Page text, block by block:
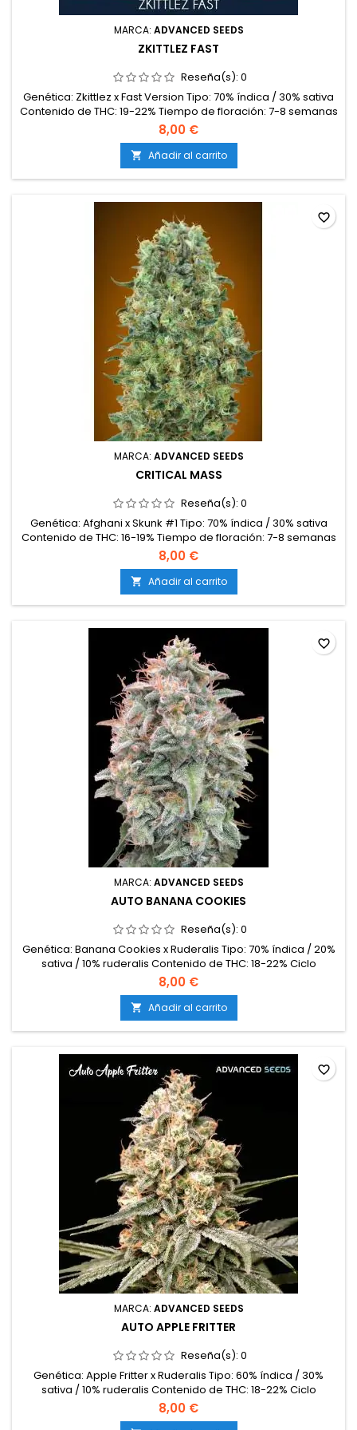
MARCA: ADVANCED SEEDS
ZKITTLEZ FAST
Reseña(s): 0
Genética: Zkittlez x Fast Version Tipo: 70% índica / 30% sativa
Contenido de THC: 19-22% Tiempo de floración: 7-8 semanas
en interior Producción en interior: 450-550 g/m² Producción
en exterior: 600-800 g/planta (lista a finales de verano o
principios de otoño) Altura: 80-110 cm en interior; hasta 180
cm en exterior Aromas y sabores: Frutas tropicales...
8,00 €
 Añadir al carrito
MARCA: ADVANCED SEEDS
CRITICAL MASS
Reseña(s): 0
Genética: Afghani x Skunk #1 Tipo: 70% índica / 30% sativa
Contenido de THC: 16-19% Tiempo de floración: 7-8 semanas
en interior Producción en interior: 500-600 g/m² Producción
en exterior: 600-900 g/planta Altura: 80-110 cm en interior;
hasta 200 cm en exterior Aromas y sabores: Dulces y
afrutados, con notas terrosas y florales Efectos: Suaves y...
8,00 €
 Añadir al carrito
favorite_border
MARCA: ADVANCED SEEDS
AUTO BANANA COOKIES
Reseña(s): 0
Genética: Banana Cookies x Ruderalis Tipo: 70% índica / 20%
sativa / 10% ruderalis Contenido de THC: 18-22% Ciclo
completo: 9-10 semanas desde la germinación Producción
en interior: 450-550 g/m² Producción en exterior: 70-160
g/planta Altura: 80-110 cm en interior; hasta 140 cm en exterior
Aromas y sabores: Plátano maduro, galleta dulce, cremoso
y...
8,00 €
 Añadir al carrito
favorite_border
MARCA: ADVANCED SEEDS
AUTO APPLE FRITTER
Reseña(s): 0
Genética: Apple Fritter x Ruderalis Tipo: 60% índica / 30%
sativa / 10% ruderalis Contenido de THC: 18-22% Ciclo
completo: 9-10 semanas desde la germinación Producción
en interior: 450-550 g/m² Producción en exterior: 70-160
8,00 €
favorite_border